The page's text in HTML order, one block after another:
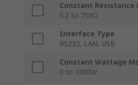
Constant Resistance
0.2 to 750Ω
Interface Type
RS232, LAN, USB
Constant Wattage
0 to 1000W